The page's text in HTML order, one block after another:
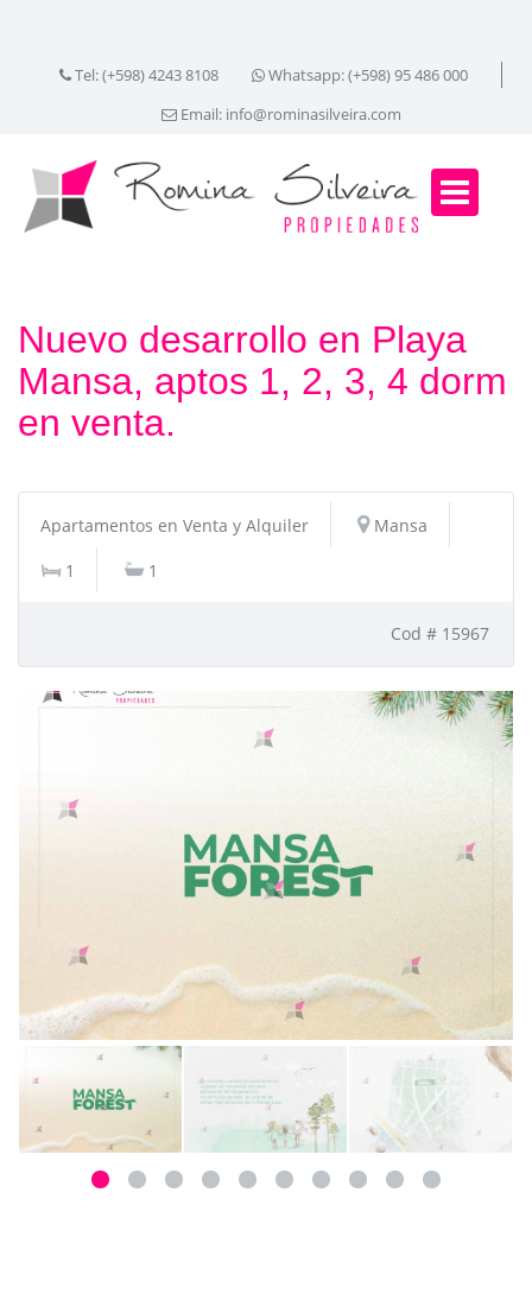
Tel: (+598) 4243 8108
Whatsapp: (+598) 95 486 000
Email: info@rominasilveira.com
Nuevo desarrollo en Playa
Mansa, aptos 1, 2, 3, 4 dorm
en venta.
Apartamentos en Venta y Alquiler
Mansa
1
1
Cod # 15967